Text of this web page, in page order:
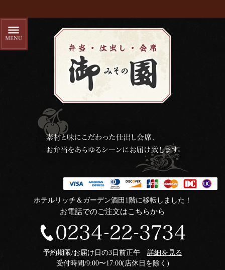
ホテルリッチ＆ガーデン酒田1階に移転しました！
お電話でのご注文はこちらから
予約期限/お届け日の3日前正午 詳細を見る
受付時間/9:00〜17:00(店休日を除く)